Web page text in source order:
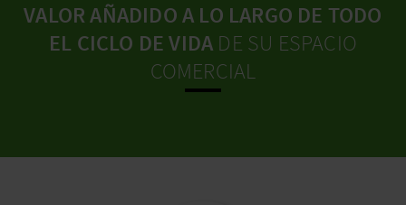
VALOR AÑADIDO A LO LARGO DE TODO
EL CICLO DE VIDA DE SU ESPACIO
COMERCIAL